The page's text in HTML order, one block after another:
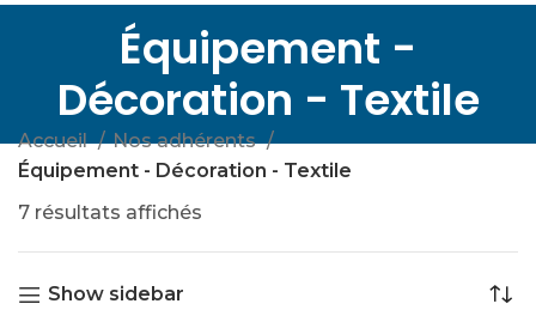
Équipement -
Décoration - Textile
Accueil
Nos adhérents
Équipement - Décoration - Textile
7 résultats affichés
Show sidebar